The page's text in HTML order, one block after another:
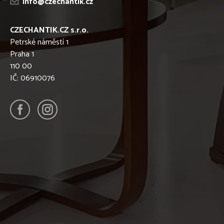
CZECHANTIK.CZ s.r.o.
Petrské náměstí 1
Praha 1
110 00
IČ: 06910076